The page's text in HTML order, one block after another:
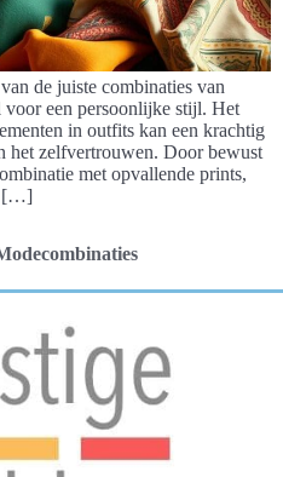
de juiste combinaties van
voor een persoonlijke stijl. Het
in outfits kan een krachtig
het zelfvertrouwen. Door bewust
met opvallende prints,
[…]